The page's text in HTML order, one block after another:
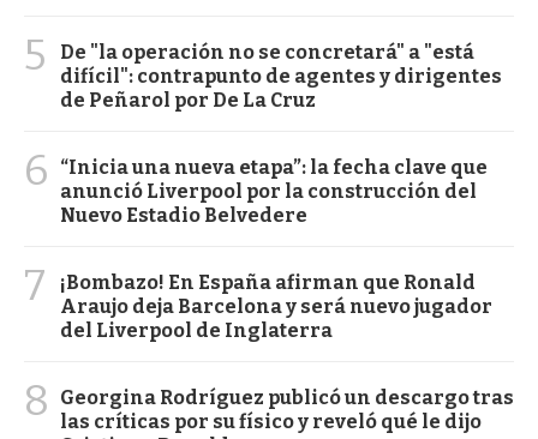
5
De "la operación no se concretará" a "está
difícil": contrapunto de agentes y dirigentes
de Peñarol por De La Cruz
6
“Inicia una nueva etapa”: la fecha clave que
anunció Liverpool por la construcción del
Nuevo Estadio Belvedere
7
¡Bombazo! En España afirman que Ronald
Araujo deja Barcelona y será nuevo jugador
del Liverpool de Inglaterra
8
Georgina Rodríguez publicó un descargo tras
las críticas por su físico y reveló qué le dijo